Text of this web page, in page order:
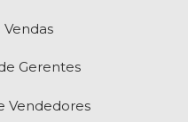
Gerentes
Vendedores